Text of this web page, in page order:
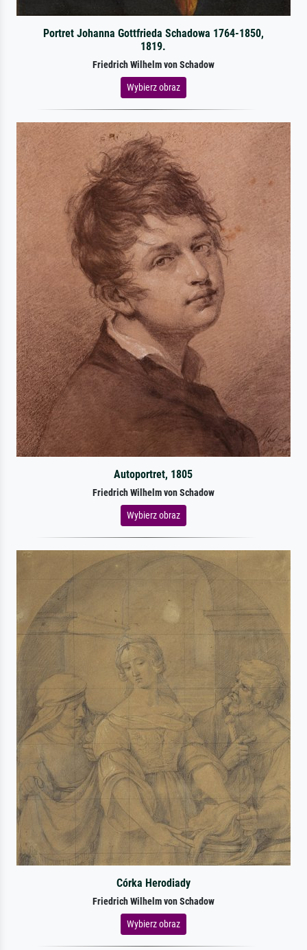
Portret Johanna Gottfrieda Schadowa 1764-1850,
1819.
Friedrich Wilhelm von Schadow
Wybierz obraz
Autoportret, 1805
Friedrich Wilhelm von Schadow
Wybierz obraz
Córka Herodiady
Friedrich Wilhelm von Schadow
Wybierz obraz